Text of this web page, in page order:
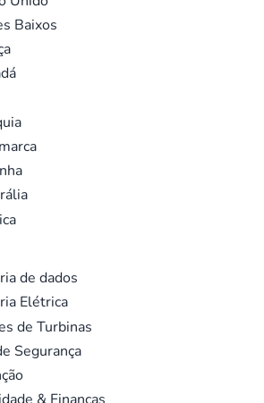
Baixos
de dados
Elétrica
de Turbinas
Segurança